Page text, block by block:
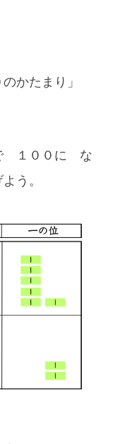
かたまり」
１００に な
う。